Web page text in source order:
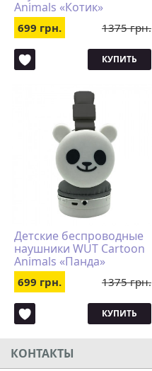
Animals «Котик»
699 грн. 1375 грн.
КУПИТЬ
Детские беспроводные
наушники WUT Cartoon
Animals «Панда»
699 грн. 1375 грн.
КУПИТЬ
КОНТАКТЫ